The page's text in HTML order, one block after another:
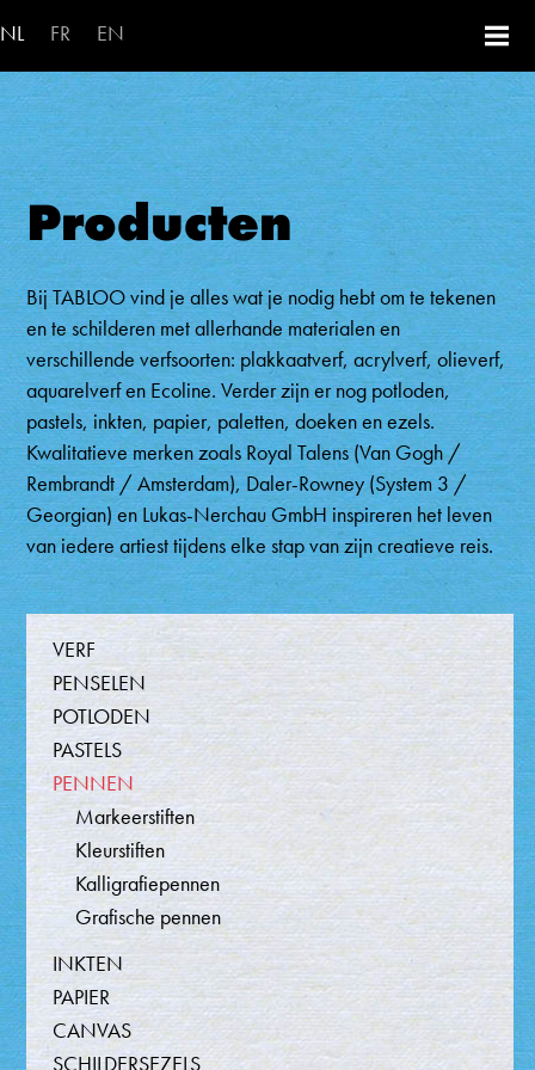
Overslaan en naar de inhoud
NL FR EN
Producten
Bij TABLOO vind je alles wat je nodig hebt om te tekenen
en te schilderen met allerhande materialen en
verschillende verfsoorten: plakkaatverf, acrylverf, olieverf,
aquarelverf en Ecoline. Verder zijn er nog potloden,
pastels, inkten, papier, paletten, doeken en ezels.
Kwalitatieve merken zoals Royal Talens (Van Gogh /
Rembrandt / Amsterdam), Daler-Rowney (System 3 /
Georgian) en Lukas-Nerchau GmbH inspireren het leven
van iedere artiest tijdens elke stap van zijn creatieve reis.
Producten
VERF
PENSELEN
POTLODEN
PASTELS
PENNEN
Markeerstiften
Kleurstiften
Kalligrafiepennen
Grafische pennen
INKTEN
PAPIER
CANVAS
SCHILDERSEZELS